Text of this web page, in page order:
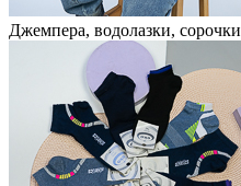
Джемпера, водолазки, сорочки